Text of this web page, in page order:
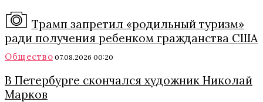
Трамп запретил «родильный туризм»
ради получения ребенком гражданства США
Общество 07.08.2026 00:20
В Петербурге скончался художник Николай
Марков